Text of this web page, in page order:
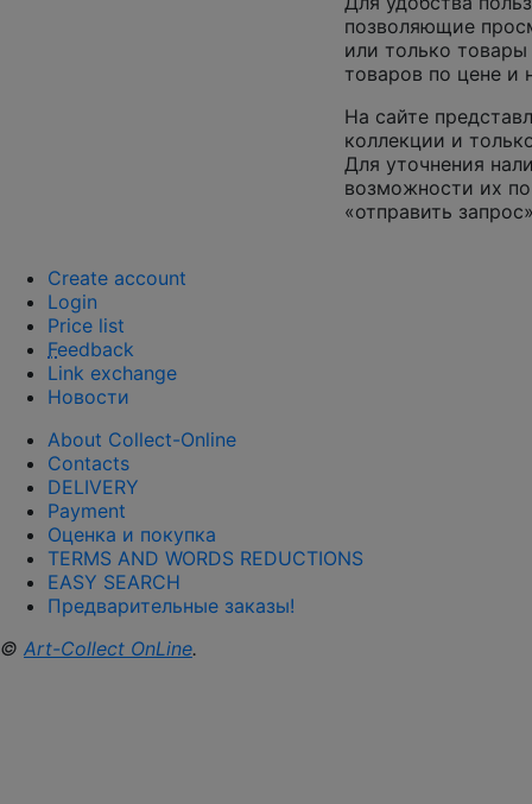
позволяющие
или только
товаров по цене и
На сайте
коллекции и
Для уточнения
возможности их
«отправить
Create account
Login
Price list
Feedback
Link exchange
Новости
About Collect-Online
Contacts
DELIVERY
Payment
Оценка и покупка
TERMS AND WORDS REDUCTIONS
EASY SEARCH
Предварительные заказы!
© Art-Collect OnLine.